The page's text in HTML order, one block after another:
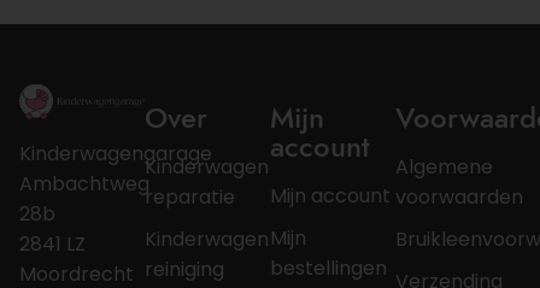
Kinderwagengarage
Ambachtweg
28b
2841 LZ
Moordrecht
Over
Kinderwagen
reparatie
Kinderwagen
reiniging
Mijn
account
Mijn account
Mijn
bestellingen
Algemene
voorwaarden
Verzending